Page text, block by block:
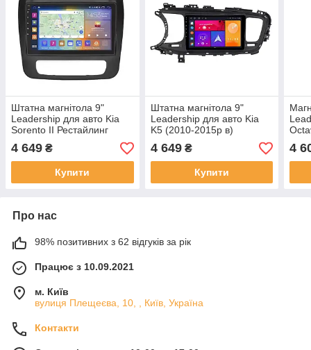
Штатна магнітола 9"
Leadership для авто Kia
Sorento II Рестайлинг
(2012-2021р в)
4 649 ₴
Купити
Штатна магнітола 9"
Leadership для авто Kia
K5 (2010-2015р в)
4 649₴
Купити
4
Про нас
98% позитивних з 62 відгуків за рік
Працює з 10.09.2021
м. Київ
вулиця Плещеєва, 10, , Київ, Україна
Контакти